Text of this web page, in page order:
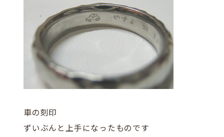
車の刻印
ずいぶんと上手になったものです